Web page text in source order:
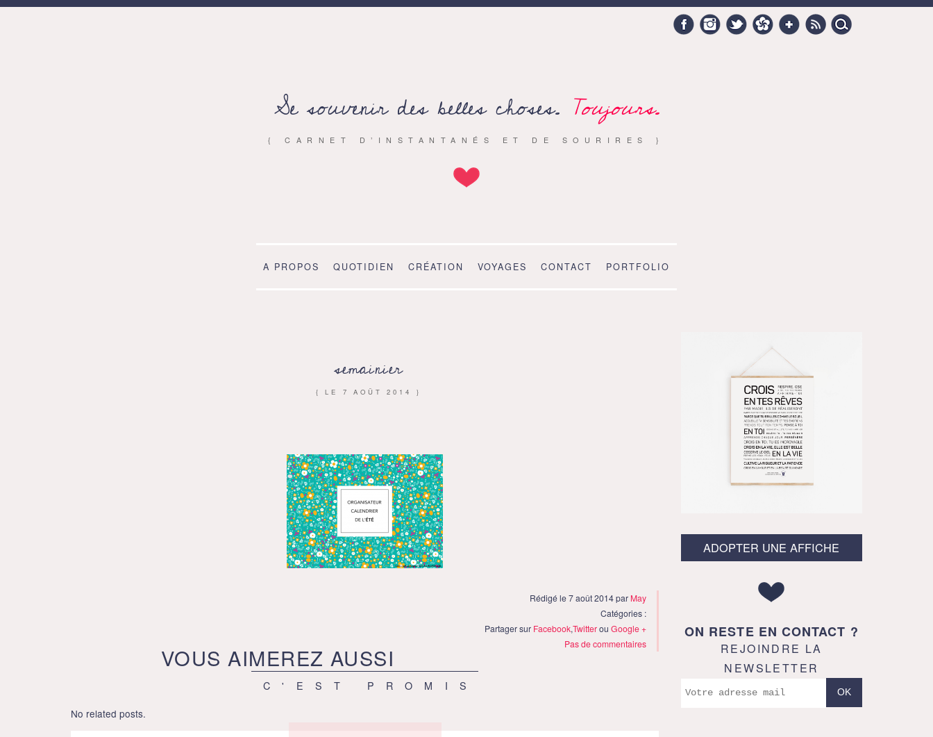
Search
for:
FacebookInstagramTwitter HellocotonGoogle +
RSS
Se souvenir des belles choses. Toujours.
{ CARNET D’INSTANTANÉS ET DE SOURIRES }
A PROPOS QUOTIDIEN CRÉATION VOYAGES CONTACT PORTFOLIO
semainier
{ LE 7 AOÛT 2014 }
Rédigé le 7 août 2014 par May
Catégories :
Partager sur Facebook,TwitterouGoogle +
Pas de commentaires
VOUS AIMEREZ AUSSI
C'EST PROMIS
No related posts.
ADOPTER UNE AFFICHE
ON RESTE EN CONTACT ?
REJOINDRE LA
NEWSLETTER